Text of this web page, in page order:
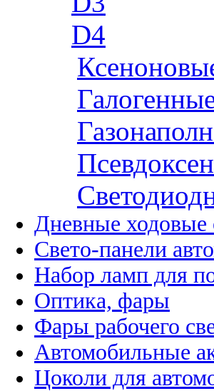
D4
Дневные ходовые
Свето-панели
Набор ламп для
Оптика, фары
Фары рабочего
Автомобильные
Цоколи для